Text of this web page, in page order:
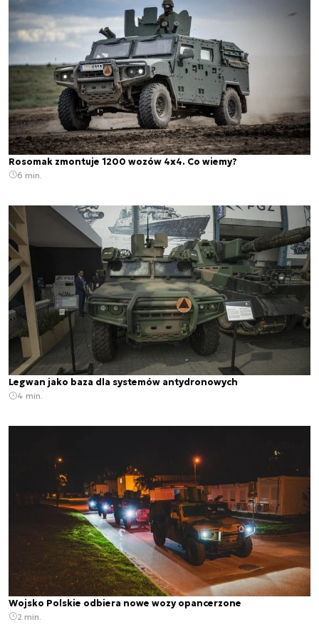
Rosomak zmontuje 1200 wozów 4x4. Co wiemy?
6 min.
Legwan jako baza dla systemów antydronowych
4 min.
Wojsko Polskie odbiera nowe wozy opancerzone
2 min.